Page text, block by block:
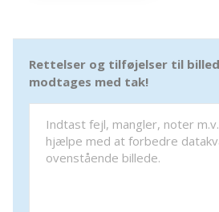
Rettelser og tilføjelser til
modtages med tak!